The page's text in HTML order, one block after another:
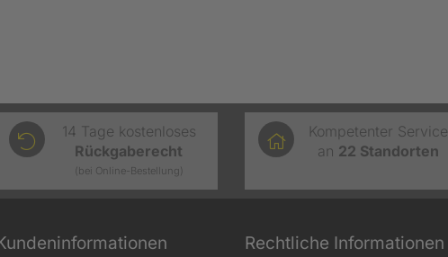
14 Tage kostenloses
Rückgaberecht
(bei Online-Bestellung)
Kompetenter Service
an 22 Standorten
Rechtliche Informationen